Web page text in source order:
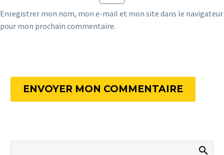
Enregistrer mon nom, mon e-mail et mon site dans le navigateur
pour mon prochain commentaire.
ENVOYER MON COMMENTAIRE